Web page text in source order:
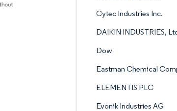
Cytec Industries Inc.
DAIKIN INDUSTRIES,
Dow
Eastman Chemical
ELEMENTIS PLC
Evonik Industries AG